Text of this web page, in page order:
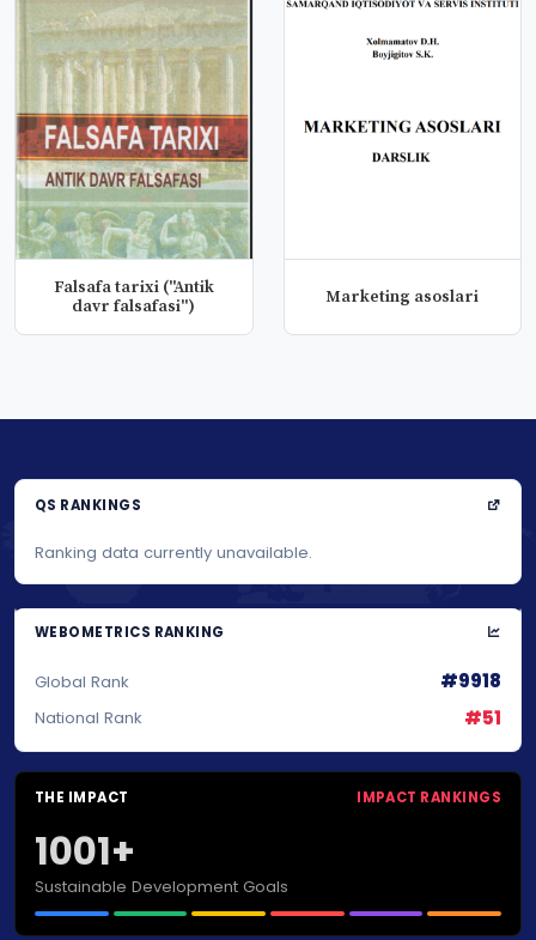
Falsafa tarixi ("Antik
davr falsafasi")
Marketing asoslari
QS RANKINGS
Ranking data currently unavailable.
WEBOMETRICS RANKING
Global Rank #9918
National Rank #51
THE IMPACT IMPACT RANKINGS
1001+
Sustainable Development Goals